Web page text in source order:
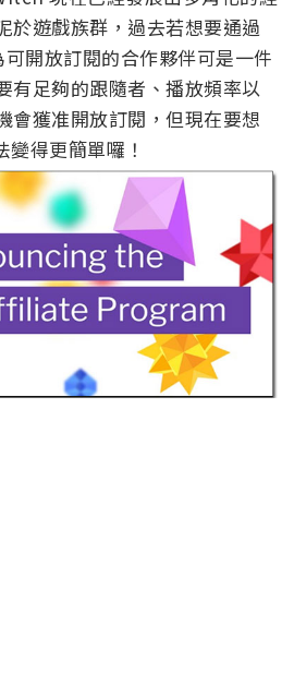
於遊戲族群，過去若想要通過
開放訂閱的合作夥伴可是一件
有足夠的跟隨者、播放頻率以
會獲准開放訂閱，但現在要想
得更簡單囉！